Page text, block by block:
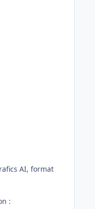
AI, format
: